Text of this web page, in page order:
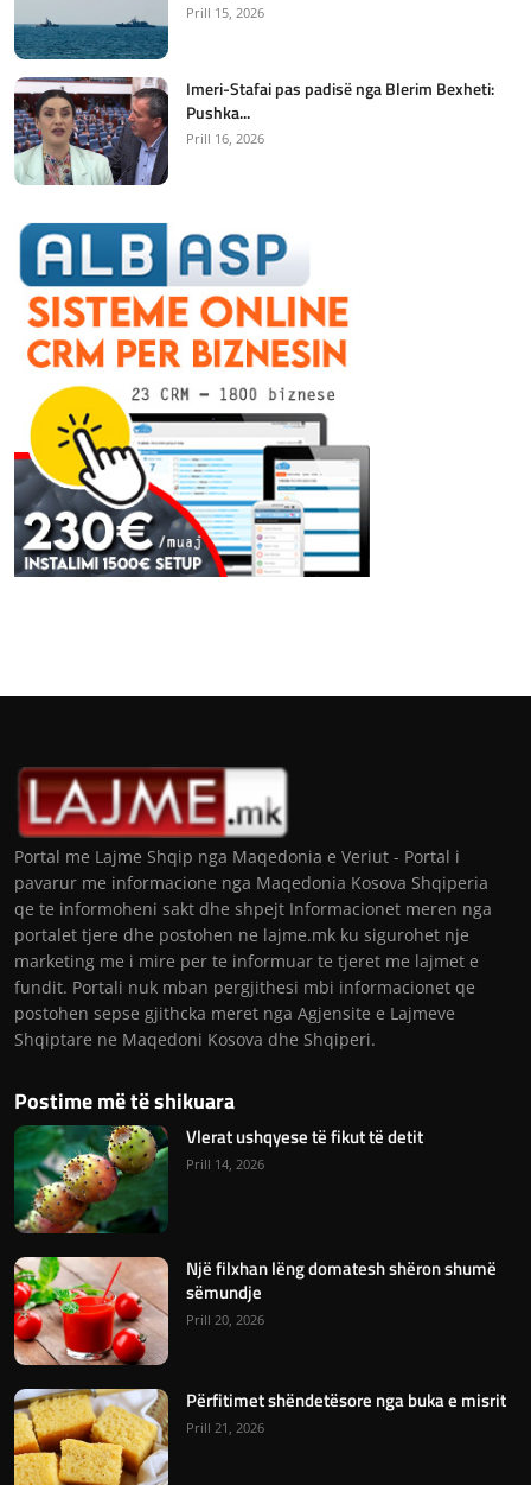
Prill 15, 2026
Imeri-Stafai pas padisë nga Blerim Bexheti:
Pushka...
Prill 16, 2026
Portal me Lajme Shqip nga Maqedonia e Veriut - Portal i
pavarur me informacione nga Maqedonia Kosova Shqiperia
qe te informoheni sakt dhe shpejt Informacionet meren nga
portalet tjere dhe postohen ne lajme.mk ku sigurohet nje
marketing me i mire per te informuar te tjeret me lajmet e
fundit. Portali nuk mban pergjithesi mbi informacionet qe
postohen sepse gjithcka meret nga Agjensite e Lajmeve
Shqiptare ne Maqedoni Kosova dhe Shqiperi.
Postime më të shikuara
Vlerat ushqyese të fikut të detit
Prill 14, 2026
Një filxhan lëng domatesh shëron shumë
sëmundje
Prill 20, 2026
Përfitimet shëndetësore nga buka e misrit
Prill 21, 2026